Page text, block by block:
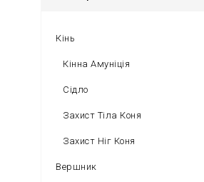
Кінь
Кінна Амуніція
Сідло
Захист Тіла Коня
Захист Ніг Коня
Вершник